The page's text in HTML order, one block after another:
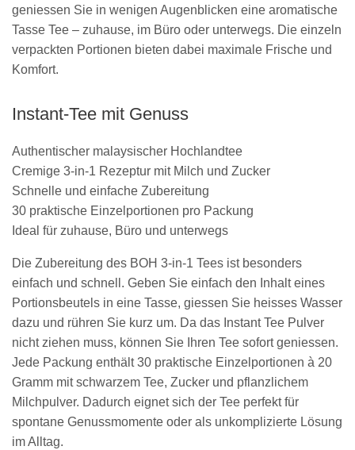
geniessen Sie in wenigen Augenblicken eine aromatische
Tasse Tee – zuhause, im Büro oder unterwegs. Die einzeln
verpackten Portionen bieten dabei maximale Frische und
Komfort.
Instant-Tee mit Genuss
Authentischer malaysischer Hochlandtee
Cremige 3-in-1 Rezeptur mit Milch und Zucker
Schnelle und einfache Zubereitung
30 praktische Einzelportionen pro Packung
Ideal für zuhause, Büro und unterwegs
Die Zubereitung des BOH 3-in-1 Tees ist besonders
einfach und schnell. Geben Sie einfach den Inhalt eines
Portionsbeutels in eine Tasse, giessen Sie heisses Wasser
dazu und rühren Sie kurz um. Da das Instant Tee Pulver
nicht ziehen muss, können Sie Ihren Tee sofort geniessen.
Jede Packung enthält 30 praktische Einzelportionen à 20
Gramm mit schwarzem Tee, Zucker und pflanzlichem
Milchpulver. Dadurch eignet sich der Tee perfekt für
spontane Genussmomente oder als unkomplizierte Lösung
im Alltag.